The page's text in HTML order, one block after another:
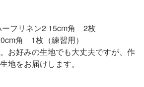
ーフリネン2 15cm角 2枚
角 1枚（練習用）
お好みの生地でも大丈夫ですが、作
地をお届けします。